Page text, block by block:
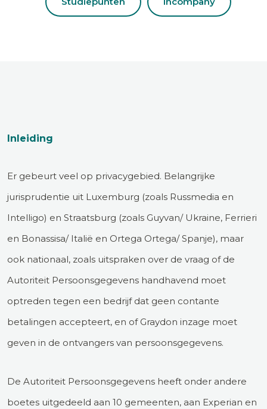
Inleiding
Er gebeurt veel op privacygebied. Belangrijke
jurisprudentie uit Luxemburg (zoals Russmedia en
Intelligo) en Straatsburg (zoals Guyvan/ Ukraine, Ferrieri
en Bonassisa/ Italië en Ortega Ortega/ Spanje), maar
ook nationaal, zoals uitspraken over de vraag of de
Autoriteit Persoonsgegevens handhavend moet
optreden tegen een bedrijf dat geen contante
betalingen accepteert, en of Graydon inzage moet
geven in de ontvangers van persoonsgegevens.
De Autoriteit Persoonsgegevens heeft onder andere
boetes uitgedeeld aan 10 gemeenten, aan Experian en